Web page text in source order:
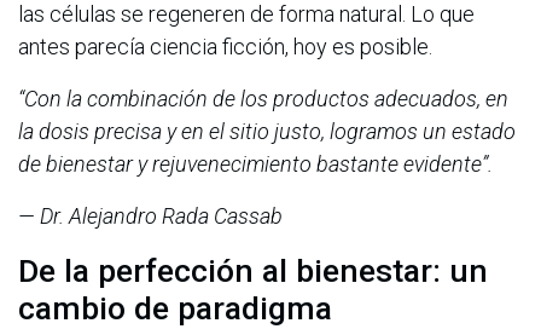
las células se regeneren de forma natural. Lo que
antes parecía ciencia ficción, hoy es posible.
“Con la combinación de los productos adecuados, en
la dosis precisa y en el sitio justo, logramos un estado
de bienestar y rejuvenecimiento bastante evidente”.
— Dr. Alejandro Rada Cassab
De la perfección al bienestar: un
cambio de paradigma